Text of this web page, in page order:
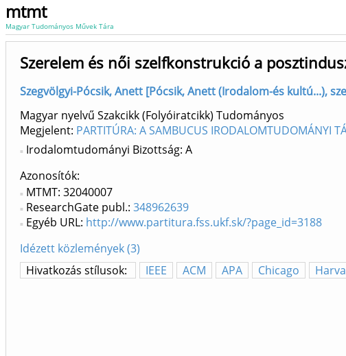
mtmt
Magyar Tudományos Művek Tára
Szerelem és női szelfkonstrukció a
Szegvölgyi-Pócsik, Anett [Pócsik, Anett (Irodalom-és kultú...),
Magyar nyelvű Szakcikk (Folyóiratcikk) Tudományos
Megjelent: PARTITÚRA: A SAMBUCUS IRODALOMTUDOMÁNYI
Irodalomtudományi Bizottság: A
Azonosítók
MTMT: 32040007
ResearchGate publ.: 348962639
Egyéb URL: http://www.partitura.fss.ukf.sk/?page_id=3188
Idézett közlemények (3)
Hivatkozás stílusok:
IEEE ACM APA Chicago